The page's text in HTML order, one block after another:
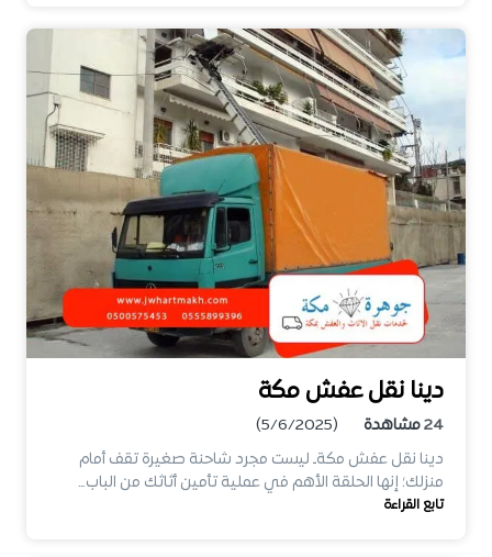
دينا نقل عفش مكة
24مشاهدة
(5/6/2025)
دينا نقل عفش مكةـ ليست مجرد شاحنة صغيرة تقف أمام
منزلك؛ إنها الحلقة الأهم في عملية تأمين أثاثك من الباب…
تابع القراءة